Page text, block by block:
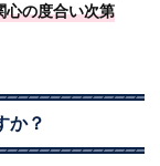
心の度合い次第
か？